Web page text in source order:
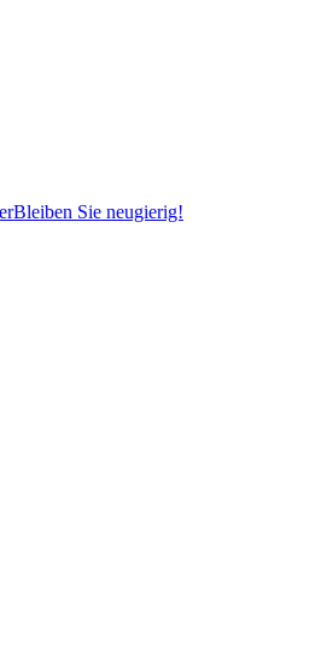
Bleiben Sie neugierig!